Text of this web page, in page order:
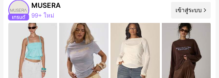
MUSERA
99+ ใหม่
ผู้ติดตาม 4.3M คน
เข้าสู่ระบบ